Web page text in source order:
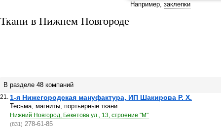
Например, заклепки
Ткани в Нижнем Новгороде
В разделе 48 компаний
21. 1-я Нижегородская мануфактура, ИП Шакирова Р. Х.
Тесьма, магниты, портьерные ткани.
Нижний Новгород, Бекетова ул., 13, строение "М"
(831) 278-61-85